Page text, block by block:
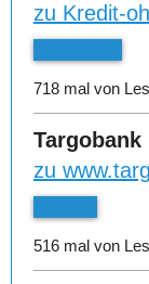
zu Kredit-
718 mal von
Targobank
zu
516 mal von